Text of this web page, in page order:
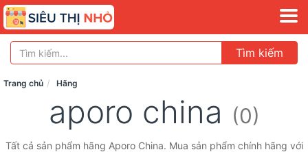
Tìm kiếm
Trang chủ Hãng
aporo china (0)
Tất cả sản phẩm hãng Aporo China. Mua sản phẩm chính hãng với